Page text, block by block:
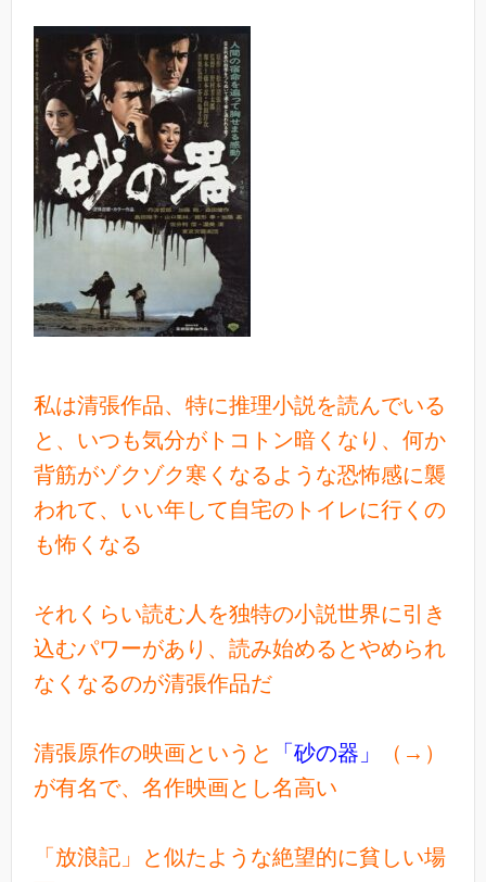
私は清張作品、特に推理小説を読んでいる
と、いつも気分がトコトン暗くなり、何か
背筋がゾクゾク寒くなるような恐怖感に襲
われて、いい年して自宅のトイレに行くの
も怖くなる
それくらい読む人を独特の小説世界に引き
込むパワーがあり、読み始めるとやめられ
なくなるのが清張作品だ
清張原作の映画というと 「砂の器」
（→）
が有名で、名作映画とし名高い
「放浪記」と似たような絶望的に貧しい場